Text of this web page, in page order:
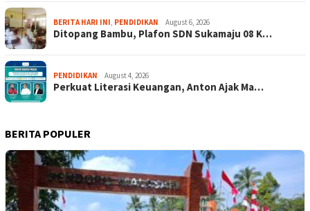
BERITA HARI INI, PENDIDIKAN August 6, 2026
Ditopang Bambu, Plafon SDN Sukamaju 08 K…
PENDIDIKAN August 4, 2026
Perkuat Literasi Keuangan, Anton Ajak Ma…
BERITA POPULER